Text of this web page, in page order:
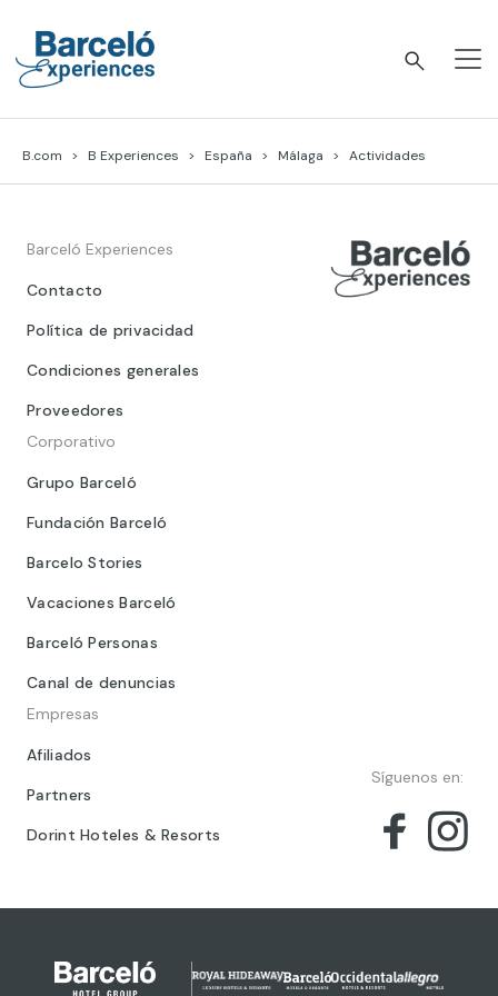
content
B.com B Experiences España Málaga Actividades
Barceló Experiences
Contacto
Política de privacidad
Condiciones generales
Proveedores
Corporativo
Grupo Barceló
Fundación Barceló
Barcelo Stories
Vacaciones Barceló
Barceló Personas
Canal de denuncias
Empresas
Afiliados
Partners
Dorint Hoteles & Resorts
Síguenos en: